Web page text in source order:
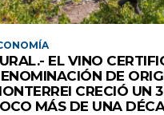
EL VINO
DE
CRECIÓ UN
MÁS DE UNA